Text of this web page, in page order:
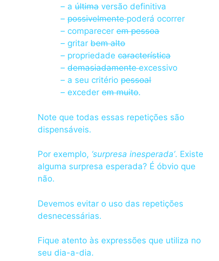
– aúltimaversão definitiva
–possivelmentepoderá ocorrer
– comparecerem pessoa
– gritarbem alto
– propriedadecaracterística
–demasiadamenteexcessivo
– a seu critériopessoal
– excederem muito.
Note que todas essas repetições são
dispensáveis.
Por exemplo, ‘surpresa inesperada’. Existe
alguma surpresa esperada? É óbvio que
não.
Devemos evitar o uso das repetições
desnecessárias.
Fique atento às expressões que utiliza no
seu dia-a-dia.